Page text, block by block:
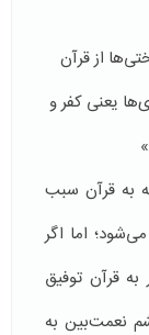
از قرآن
یعنی کفر و
به قرآن سبب
اما اگر
به قرآن توفیق
نعمت‌بین به